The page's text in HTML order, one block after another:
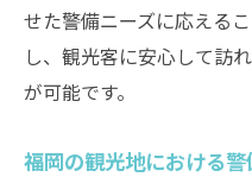
せた警備ニーズに応える
し、観光客に安心して訪
が可能です。
福岡の観光地における